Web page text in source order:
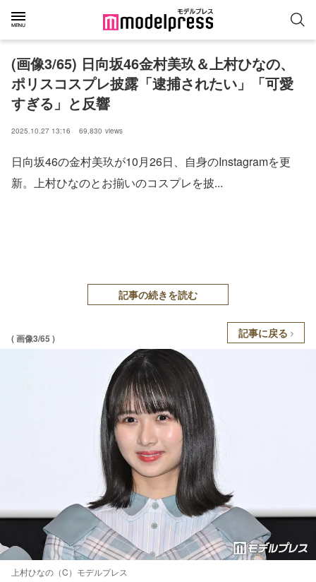
(画像3/65) 日向坂46金村美玖＆上村ひなの、
ポリスコスプレ披露「逮捕されたい」「可愛
すぎる」と反響
2025.10.27 13:16 69,830 views
日向坂46の金村美玖が10月26日、自身のInstagramを更
新。上村ひなのとお揃いのコスプレを披...
記事の続きを読む
( 画像3/65 ) 記事に戻る
上村ひなの（C）モデルプレス